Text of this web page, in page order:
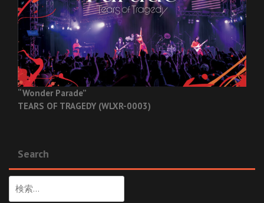
“Wonder Parade”
TEARS OF TRAGEDY (WLXR-0003)
Search
索: